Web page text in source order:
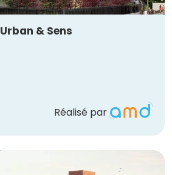
Urban & Sens
Réalisé par